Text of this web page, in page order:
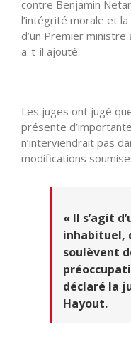
contre Benjamin
l’intégrité morale et
d’un Premier ministre
a-t-il ajouté.
Les juges ont jugé
présente
n’interviendrait pas
modifications
« Il s’agit
inhabituel,
soulèvent
déclaré la
Hayout.